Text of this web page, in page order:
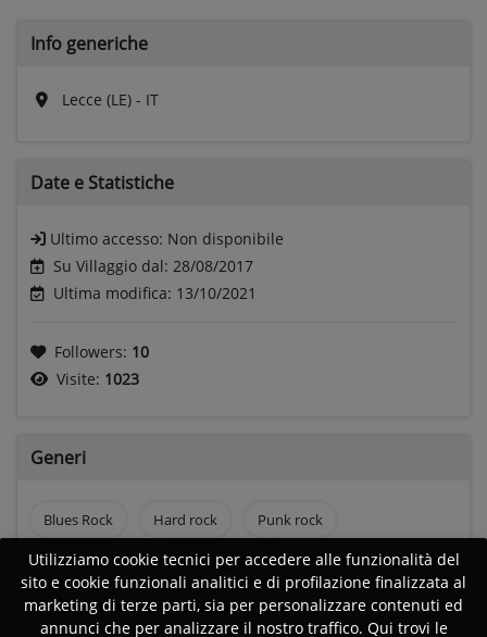
Info generiche
Lecce (LE) - IT
Date e Statistiche
Ultimo accesso: Non disponibile
Su Villaggio dal: 28/08/2017
Ultima modifica: 13/10/2021
Followers: 10
Visite: 1023
Generi
Blues Rock Hard rock Punk rock
Rock and roll Rock progressivo Rock anni 60
Rock anni 70 Rock anni 80
Utilizziamo cookie tecnici per accedere alle funzionalità del
sito e cookie funzionali analitici e di profilazione finalizzata al
marketing di terze parti, sia per personalizzare contenuti ed
annunci che per analizzare il nostro traffico. Qui trovi le